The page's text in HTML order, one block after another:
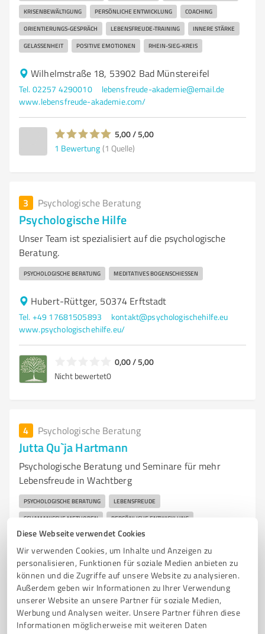
Diese Webseite verwendet Cookies
Wir verwenden Cookies, um Inhalte und Anzeigen zu
personalisieren, Funktionen für soziale Medien anbieten zu
können und die Zugriffe auf unsere Website zu analysieren.
Außerdem geben wir Informationen zu Ihrer Verwendung
unserer Website an unsere Partner für soziale Medien,
Werbung und Analysen weiter. Unsere Partner führen diese
Informationen möglicherweise mit weiteren Daten
KRISENBEWÄLTIGUNG PERSÖNLICHE ENTWICKLUNG COACHING
ORIENTIERUNGS-GESPRÄCH LEBENSFREUDE-TRAINING INNERE STÄRKE
GELASSENHEIT POSITIVE EMOTIONEN RHEIN-SIEG-KREIS
Wilhelmstraße 18, 53902 Bad Münstereifel
Tel. 02257 4290010
lebensfreude-akademie@email.de
www.lebensfreude-akademie.com/
5,00 / 5,00
1 Bewertung (1 Quelle)
3 Psychologische Beratung
Psychologische Hilfe
Unser Team ist spezialisiert auf die psychologische
Beratung.
PSYCHOLOGISCHE BERATUNG MEDITATIVES BOGENSCHIESSEN
Hubert-Rüttger, 50374 Erftstadt
Tel. +49 17681505893
kontakt@psychologischehilfe.eu
www.psychologischehilfe.eu/
0,00 / 5,00
Nicht bewertet0
4 Psychologische Beratung
Jutta Qu`ja Hartmann
Psychologische Beratung und Seminare für mehr
Lebensfreude in Wachtberg
PSYCHOLOGISCHE BERATUNG LEBENSFREUDE
SCHAMANISCHE METHODEN PERSÖNLICHE ENTWICKLUNG
INNERE BLOCKADEN SEMINARE WACHTBERG
INDIVIDUELLE BEGLEITUNG VERTRAUEN VITALITÄT
Auf dem Schülen 3, 53902 Bad Münstereifel
kontakt@quja.de www.quja.de/